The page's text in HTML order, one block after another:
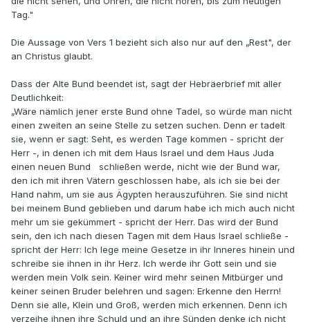
Tag."
Die Aussage von Vers 1 bezieht sich also nur auf den „Rest", der
an Christus glaubt.
Dass der Alte Bund beendet ist, sagt der Hebräerbrief mit aller
Deutlichkeit:
„Wäre nämlich jener erste Bund ohne Tadel, so würde man nicht
einen zweiten an seine Stelle zu setzen suchen. Denn er tadelt
sie, wenn er sagt: Seht, es werden Tage kommen - spricht der
Herr -, in denen ich mit dem Haus Israel und dem Haus Juda
einen neuen Bund schließen werde, nicht wie der Bund war,
den ich mit ihren Vätern geschlossen habe, als ich sie bei der
Hand nahm, um sie aus Ägypten herauszuführen. Sie sind nicht
bei meinem Bund geblieben und darum habe ich mich auch nicht
mehr um sie gekümmert - spricht der Herr. Das wird der Bund
sein, den ich nach diesen Tagen mit dem Haus Israel schließe -
spricht der Herr: Ich lege meine Gesetze in ihr Inneres hinein und
schreibe sie ihnen in ihr Herz. Ich werde ihr Gott sein und sie
werden mein Volk sein. Keiner wird mehr seinen Mitbürger und
keiner seinen Bruder belehren und sagen: Erkenne den Herrn!
Denn sie alle, Klein und Groß, werden mich erkennen. Denn ich
verzeihe ihnen ihre Schuld und an ihre Sünden denke ich nicht